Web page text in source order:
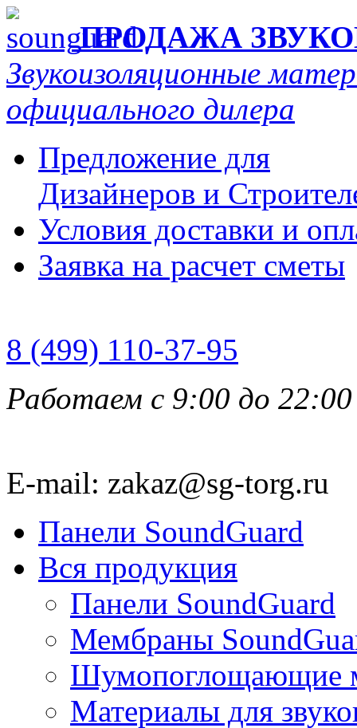
ПРОДАЖА
Звукоизоляционные
официального дилера
Предложение для
Дизайнеров и
Условия доставки и
Заявка на расчет сметы
8 (499) 110-37-95
Работаем с 9:00 до 22:00
E-mail: zakaz@sg-torg.ru
Панели SoundGuard
Вся продукция
Панели SoundGuard
Мембраны
Шумопоглощающие
Материалы для